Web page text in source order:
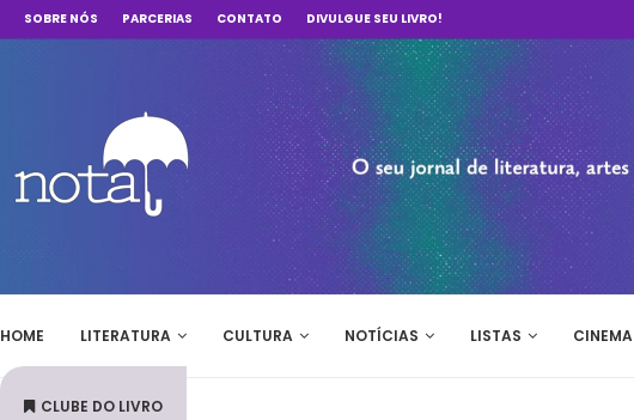
SOBRE NÓS PARCERIAS CONTATO DIVULGUE SEU LIVRO!
HOME LITERATURA CULTURA NOTÍCIAS LISTAS CINEMA
CLUBE DO LIVRO